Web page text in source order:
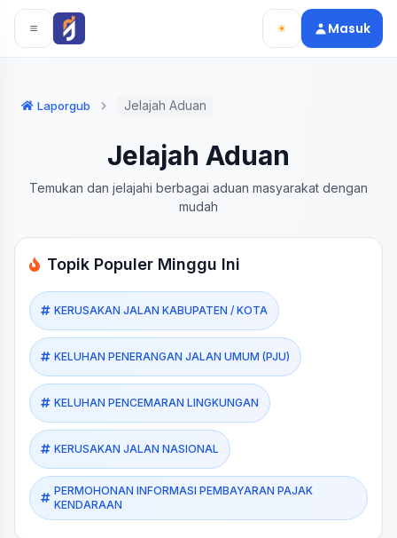
Langsung ke konten utama
Langsung ke navigasi
Masuk
Laporgub Jelajah Aduan
Jelajah Aduan
Temukan dan jelajahi berbagai aduan masyarakat dengan
mudah
Topik Populer Minggu Ini
KERUSAKAN JALAN KABUPATEN / KOTA
KELUHAN PENERANGAN JALAN UMUM (PJU)
KELUHAN PENCEMARAN LINGKUNGAN
KERUSAKAN JALAN NASIONAL
PERMOHONAN INFORMASI PEMBAYARAN PAJAK
KENDARAAN